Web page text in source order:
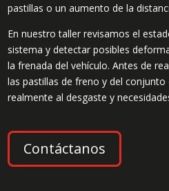
pastillas o un aumento de la
En nuestro taller revisamos el
sistema y detectar posibles
la frenada del vehículo. Antes de
las pastillas de freno y del
realmente al desgaste y
Contáctanos